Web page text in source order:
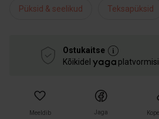
Püksid & seelikud Teksapüksid
Ostukaitse
Kõikidel
Meeldib Jaga